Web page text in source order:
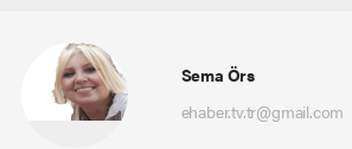
Sema Örs
ehaber.tv.tr@gmail.com